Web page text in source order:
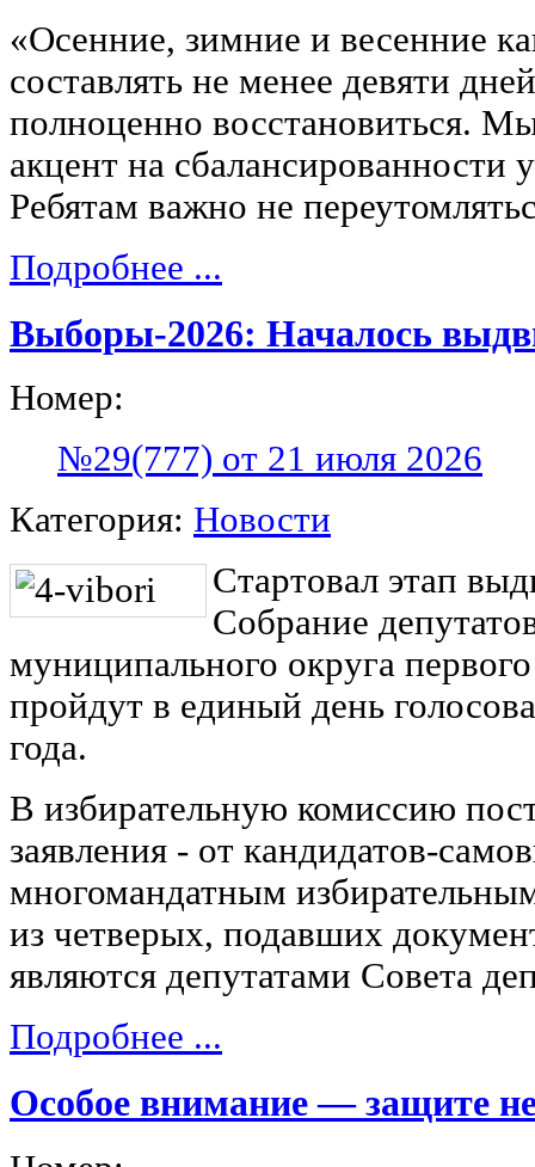
«Осенние, зимние и весенние
составлять не менее девяти
полноценно восстановиться.
акцент на сбалансированности
Ребятам важно не
Подробнее ...
Выборы-2026: Началось
Номер:
№29(777) от 21 июля 2026
Категория: Новости
Стартовал этап
Собрание
муниципального округа
пройдут в единый день
года.
В избирательную комиссию
заявления - от кандидатов-
многомандатным
из четверых, подавших
являются депутатами Совета
Подробнее ...
Особое внимание — защите